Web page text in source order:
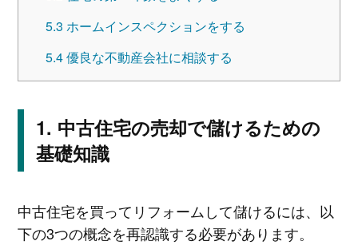
5.3 ホームインスペクションをする
5.4優良な不動産会社に相談する
中古住宅の売却で儲けるための
基礎知識
中古住宅を買ってリフォームして儲けるには、以
下の3つの概念を再認識する必要があります。